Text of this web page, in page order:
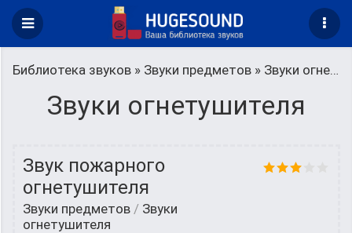
Библиотека звуков » Звуки предметов » Звуки огнетушителя
Звуки огнетушителя
Звук пожарного
огнетушителя
Звуки предметов / Звуки
огнетушителя